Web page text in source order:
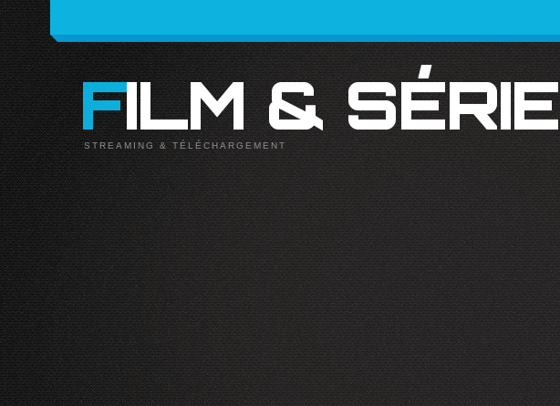
FILM & SÉRIE
STREAMING & TÉLÉCHARGEMENT